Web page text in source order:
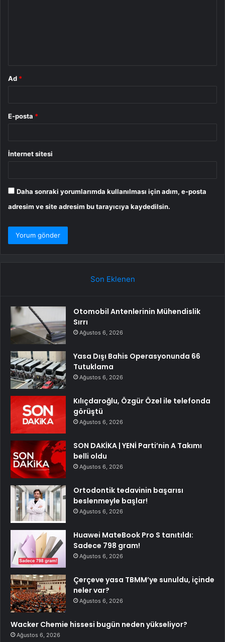
Ad *
E-posta *
İnternet sitesi
Daha sonraki yorumlarımda kullanılması için adım, e-posta
adresim ve site adresim bu tarayıcıya kaydedilsin.
Son Eklenen
Otomobil Antenlerinin Mühendislik
Sırrı
Ağustos 6, 2026
Yasa Dışı Bahis Operasyonunda 66
Tutuklama
Ağustos 6, 2026
Kılıçdaroğlu, Özgür Özel ile telefonda
görüştü
Ağustos 6, 2026
SON DAKİKA | YENİ Parti’nin A Takımı
belli oldu
Ağustos 6, 2026
Ortodontik tedavinin başarısı
beslenmeyle başlar!
Ağustos 6, 2026
Huawei MateBook Pro S tanıtıldı:
Sadece 798 gram!
Ağustos 6, 2026
Çerçeve yasa TBMM’ye sunuldu, içinde
neler var?
Ağustos 6, 2026
Wacker Chemie hissesi bugün neden yükseliyor?
Ağustos 6, 2026